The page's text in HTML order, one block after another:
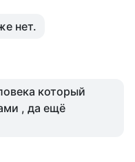
нет.
который
, да ещё